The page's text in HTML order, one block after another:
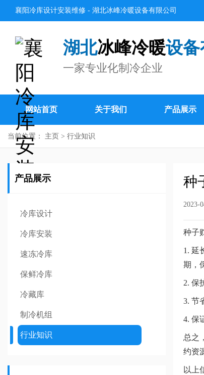
襄阳冷库设计安装维修 - 湖北冰峰冷暖设备有限公司
湖北冰峰冷暖设备
一家专业化制冷企业
网站首页 关于我们 产品展示
当前位置： 主页 > 行业知识
产品展示
冷库设计
冷库安装
速冻冷库
保鲜冷库
冷藏库
制冷机组
行业知识
种
2023-
种子
1. 延
期，
2. 保
3. 节
4. 保
总之
约资
以上